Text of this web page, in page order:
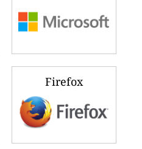
Firefox